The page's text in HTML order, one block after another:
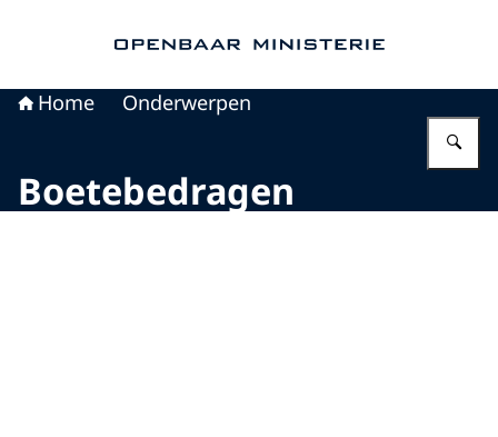
Home Onderwerpen
Boetebedragen